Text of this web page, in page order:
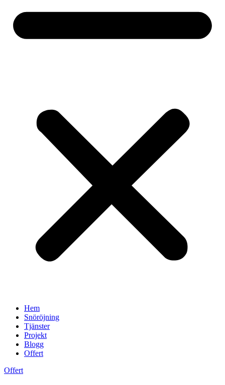
Hem
Snöröjning
Tjänster
Projekt
Blogg
Offert
Offert